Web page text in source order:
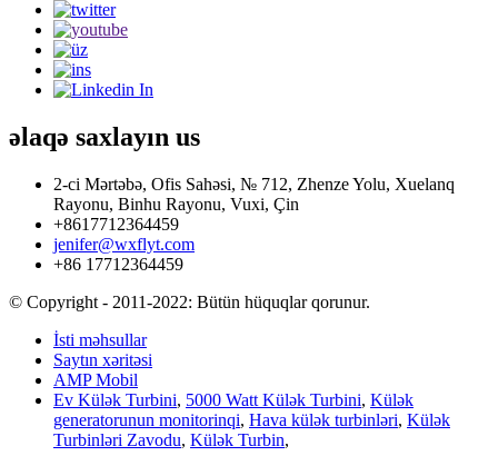
əlaqə saxlayın us
2-ci Mərtəbə, Ofis Sahəsi, № 712, Zhenze Yolu, Xuelanq
Rayonu, Binhu Rayonu, Vuxi, Çin
+8617712364459
jenifer@wxflyt.com
+86 17712364459
© Copyright - 2011-2022: Bütün hüquqlar qorunur.
İsti məhsullar
Saytın xəritəsi
AMP Mobil
Ev Külək Turbini, 5000 Watt Külək Turbini, Külək
generatorunun monitorinqi, Hava külək turbinləri, Külək
Turbinləri Zavodu, Külək Turbin,